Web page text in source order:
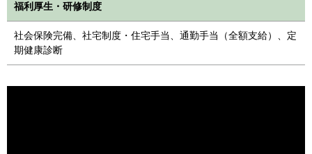
福利厚生・研修制度
社会保険完備、社宅制度・住宅手当、通勤手当（全額支給）、定
期健康診断